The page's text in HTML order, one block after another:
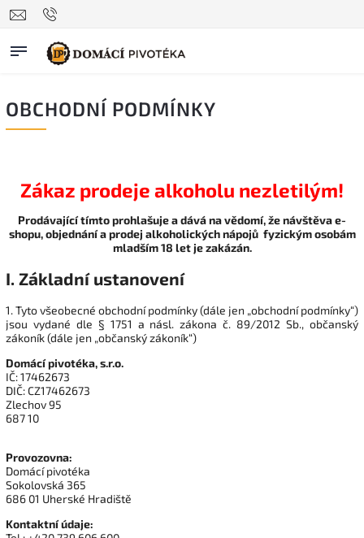
OBCHODNÍ PODMÍNKY
Zákaz prodeje alkoholu nezletilým!
Prodávající tímto prohlašuje a dává na vědomí, že návštěva e-
shopu, objednání a prodej alkoholických nápojů fyzickým osobám
mladším 18 let je zakázán.
I. Základní ustanovení
1. Tyto všeobecné obchodní podmínky (dále jen „obchodní podmínky“)
jsou vydané dle § 1751 a násl. zákona č. 89/2012 Sb., občanský
zákoník (dále jen „občanský zákoník“)
Domácí pivotéka, s.r.o.
IČ: 17462673
DIČ: CZ17462673
Zlechov 95
687 10
Provozovna:
Domácí pivotéka
Sokolovská 365
686 01 Uherské Hradiště
Kontaktní údaje: